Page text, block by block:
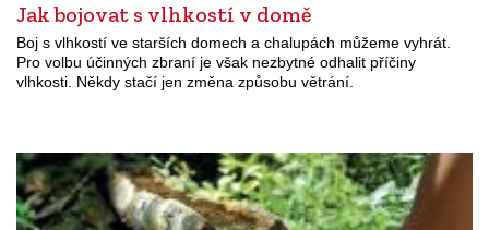
Jak bojovat s vlhkostí v domě
Boj s vlhkostí ve starších domech a chalupách můžeme vyhrát.
Pro volbu účinných zbraní je však nezbytné odhalit příčiny
vlhkosti. Někdy stačí jen změna způsobu větrání.